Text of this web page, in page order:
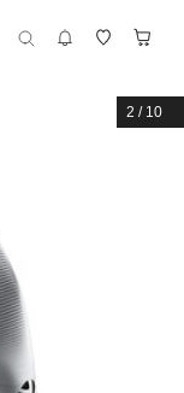
2 / 10